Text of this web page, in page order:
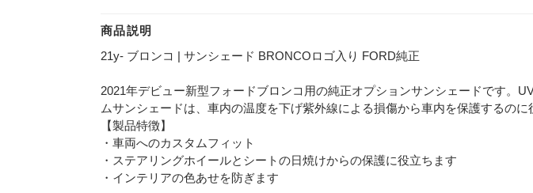
商品説明
21y- ブロンコ | サンシェード BRONCOロゴ入り FORD純正
2021年デビュー新型フォードブロンコ用の純正オプションサンシェードです。
ムサンシェードは、車内の温度を下げ紫外線による損傷から車内を保護するのに
【製品特徴】
・車両へのカスタムフィット
・ステアリングホイールとシートの日焼けからの保護に役立ちます
・インテリアの色あせを防ぎます